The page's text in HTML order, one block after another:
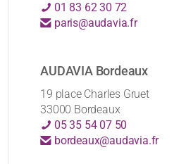
01 83 62 30 72
paris@audavia.fr
AUDAVIA Bordeaux
19 place Charles Gruet
33000 Bordeaux
05 35 54 07 50
bordeaux@audavia.fr